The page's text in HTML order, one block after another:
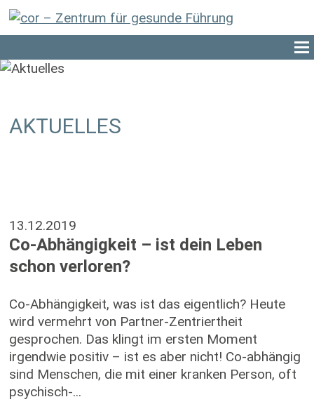
AKTUELLES
13.12.2019
Co-Abhängigkeit – ist dein Leben
schon verloren?
Co-Abhängigkeit, was ist das eigentlich? Heute
wird vermehrt von Partner-Zentriertheit
gesprochen. Das klingt im ersten Moment
irgendwie positiv – ist es aber nicht! Co-abhängig
sind Menschen, die mit einer kranken Person, oft
psychisch-...